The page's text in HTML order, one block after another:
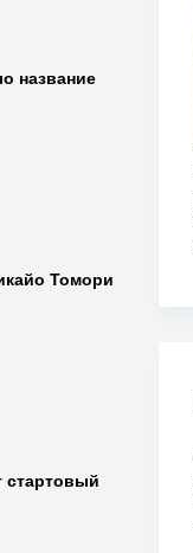
название
Томори
стартовый